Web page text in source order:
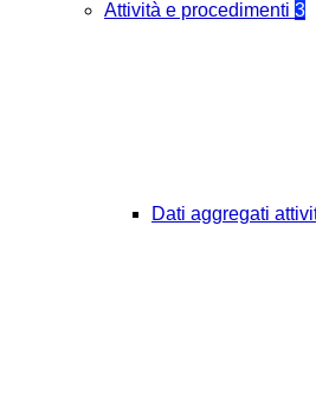
Attività e procedimenti 3
Dati aggregati